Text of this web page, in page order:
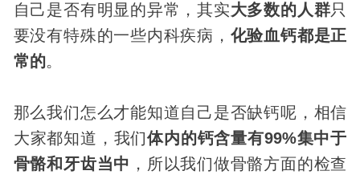
自己是否有明显的异常，其实大多数的人群只
要没有特殊的一些内科疾病， 化验血钙都是正
常的。
那么我们怎么才能知道自己是否缺钙呢，相信
大家都知道，我们体内的钙含量有99%集中于
骨骼和牙齿当中 ，所以我们做骨骼方面的检查